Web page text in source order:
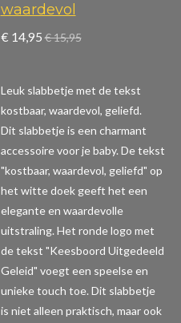
waardevol
€ 14,95 € 15,95
Leuk slabbetje met de tekst
kostbaar, waardevol, geliefd.
Dit slabbetje is een charmant
accessoire voor je baby. De tekst
"kostbaar, waardevol, geliefd" op
het witte doek geeft het een
elegante en waardevolle
uitstraling. Het ronde logo met
de tekst "Keesboord Uitgedeeld
Geleid" voegt een speelse en
unieke touch toe. Dit slabbetje
is niet alleen praktisch, maar ook